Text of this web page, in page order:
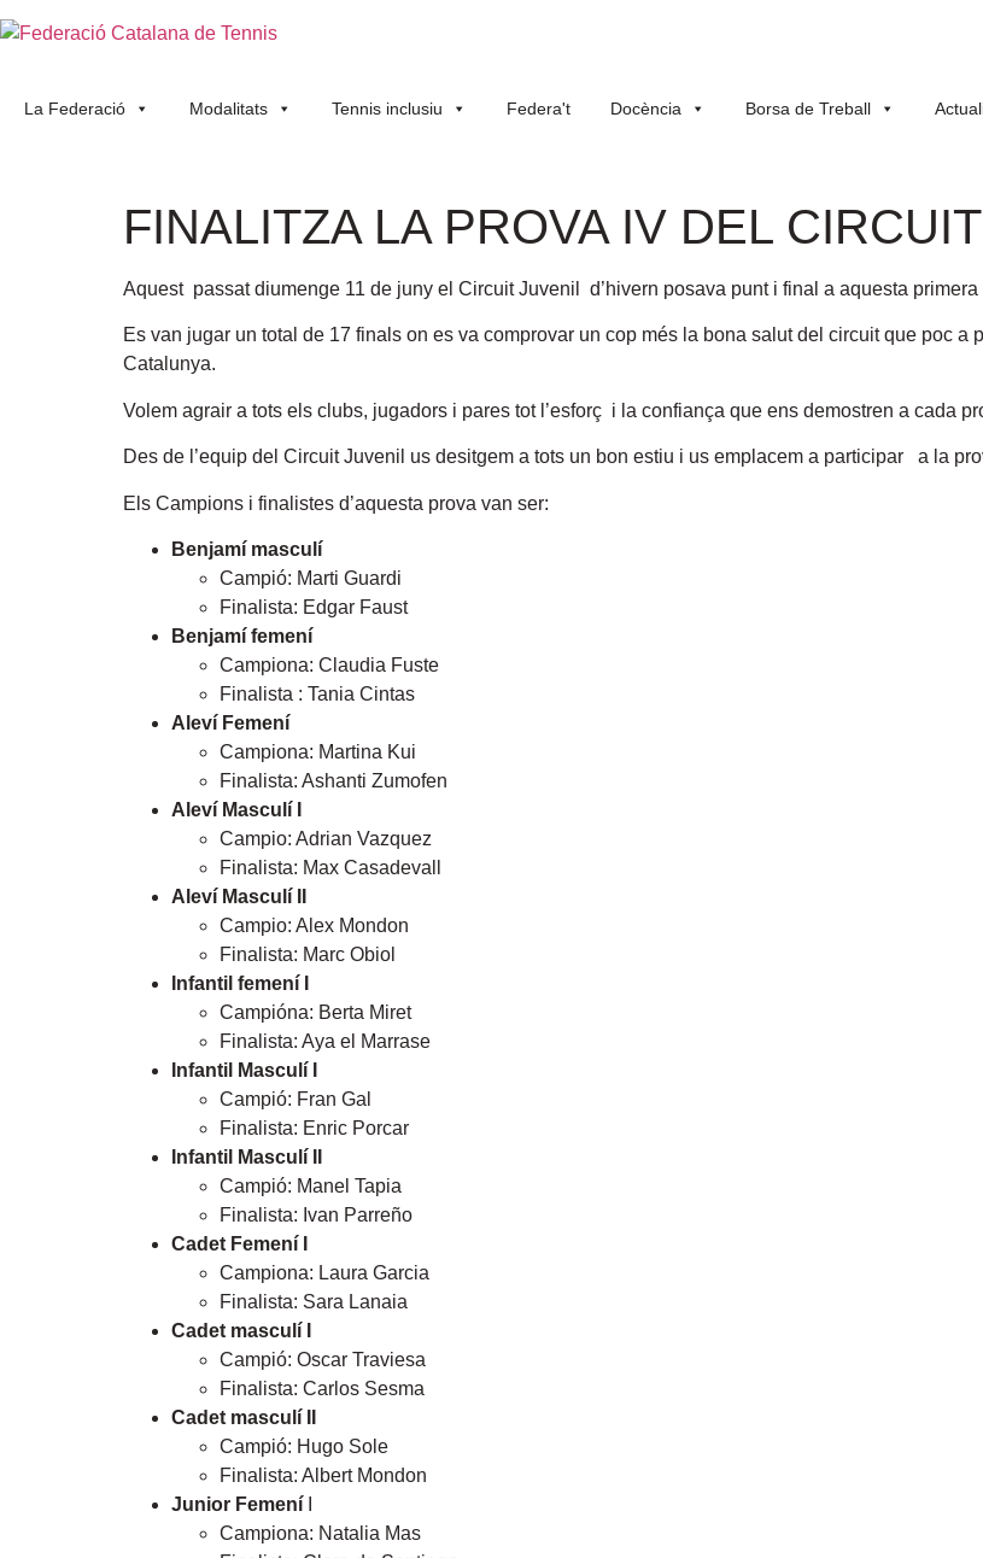
La Federació Modalitats Tennis inclusiu Federa't Docència Borsa de Treball
FINALITZA LA PROVA IV DEL
Aquest passat diumenge 11 de juny el Circuit Juvenil d’hivern posava punt i final a aquesta
Es van jugar un total de 17 finals on es va comprovar un cop més la bona salut del circuit que poc
Catalunya.
Volem agrair a tots els clubs, jugadors i pares tot l’esforç i la confiança que ens demostren a cada
Des de l’equip del Circuit Juvenil us desitgem a tots un bon estiu i us emplacem a participar a la
Els Campions i finalistes d’aquesta prova van ser:
Benjamí masculí
Campió: Marti Guardi
Finalista: Edgar Faust
Benjamí femení
Campiona: Claudia Fuste
Finalista : Tania Cintas
Aleví Femení
Campiona: Martina Kui
Finalista: Ashanti Zumofen
Aleví Masculí I
Campio: Adrian Vazquez
Finalista: Max Casadevall
Aleví Masculí II
Campio: Alex Mondon
Finalista: Marc Obiol
Infantil femení I
Campióna: Berta Miret
Finalista: Aya el Marrase
Infantil Masculí I
Campió: Fran Gal
Finalista: Enric Porcar
Infantil Masculí II
Campió: Manel Tapia
Finalista: Ivan Parreño
Cadet Femení I
Campiona: Laura Garcia
Finalista: Sara Lanaia
Cadet masculí I
Campió: Oscar Traviesa
Finalista: Carlos Sesma
Cadet masculí II
Campió: Hugo Sole
Finalista: Albert Mondon
Junior Femení
Campiona: Natalia Mas